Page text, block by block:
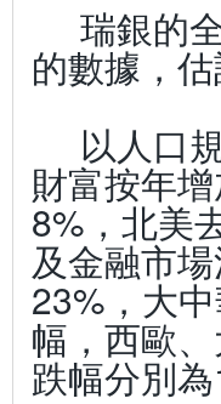
瑞銀的
的數據，
以人口
財富按年
8%，北美
及金融市
23%，大
幅，西歐
跌幅分別